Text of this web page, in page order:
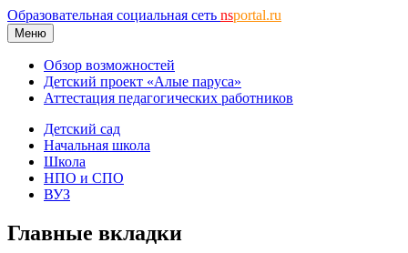
Образовательная социальная сеть nsportal.ru
Меню
Обзор возможностей
Детский проект «Алые паруса»
Аттестация педагогических работников
Детский сад
Начальная школа
Школа
НПО и СПО
ВУЗ
Главные вкладки